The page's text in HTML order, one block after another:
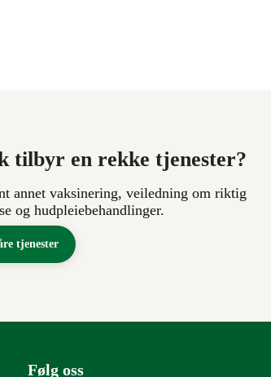
tilbyr en rekke tjenester?
annet vaksinering, veiledning om riktig
og hudpleiebehandlinger.
tjenester
Følg oss